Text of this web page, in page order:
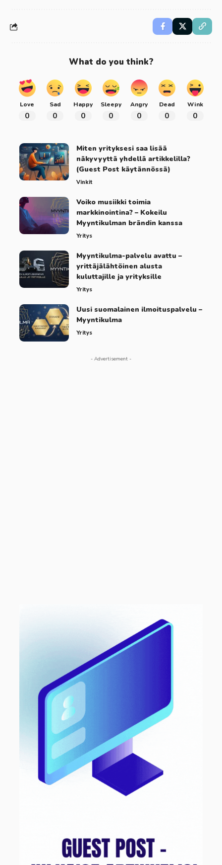
What do you think?
Love
0
Sad
0
Happy
0
Sleepy
0
Angry
0
Dead
0
Wink
0
Miten yrityksesi saa lisää
näkyvyyttä yhdellä artikkelilla?
(Guest Post käytännössä)
Vinkit
Voiko musiikki toimia
markkinointina? – Kokeilu
Myyntikulman brändin kanssa
Yritys
Myyntikulma-palvelu avattu –
yrittäjälähtöinen alusta
kuluttajille ja yrityksille
Yritys
Uusi suomalainen ilmoituspalvelu –
Myyntikulma
Yritys
- Advertisement -